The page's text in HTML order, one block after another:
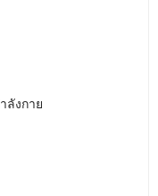
ลังกาย